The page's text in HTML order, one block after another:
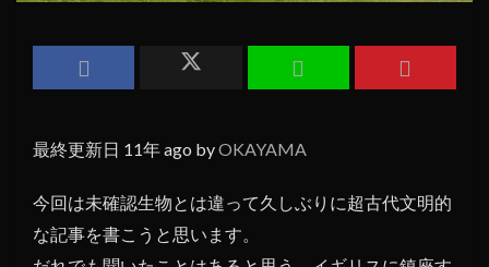
最終更新日 11年 ago byOKAYAMA
今回は未確認生物とは違って久しぶりに超古代文明的
な記事を書こうと思います。